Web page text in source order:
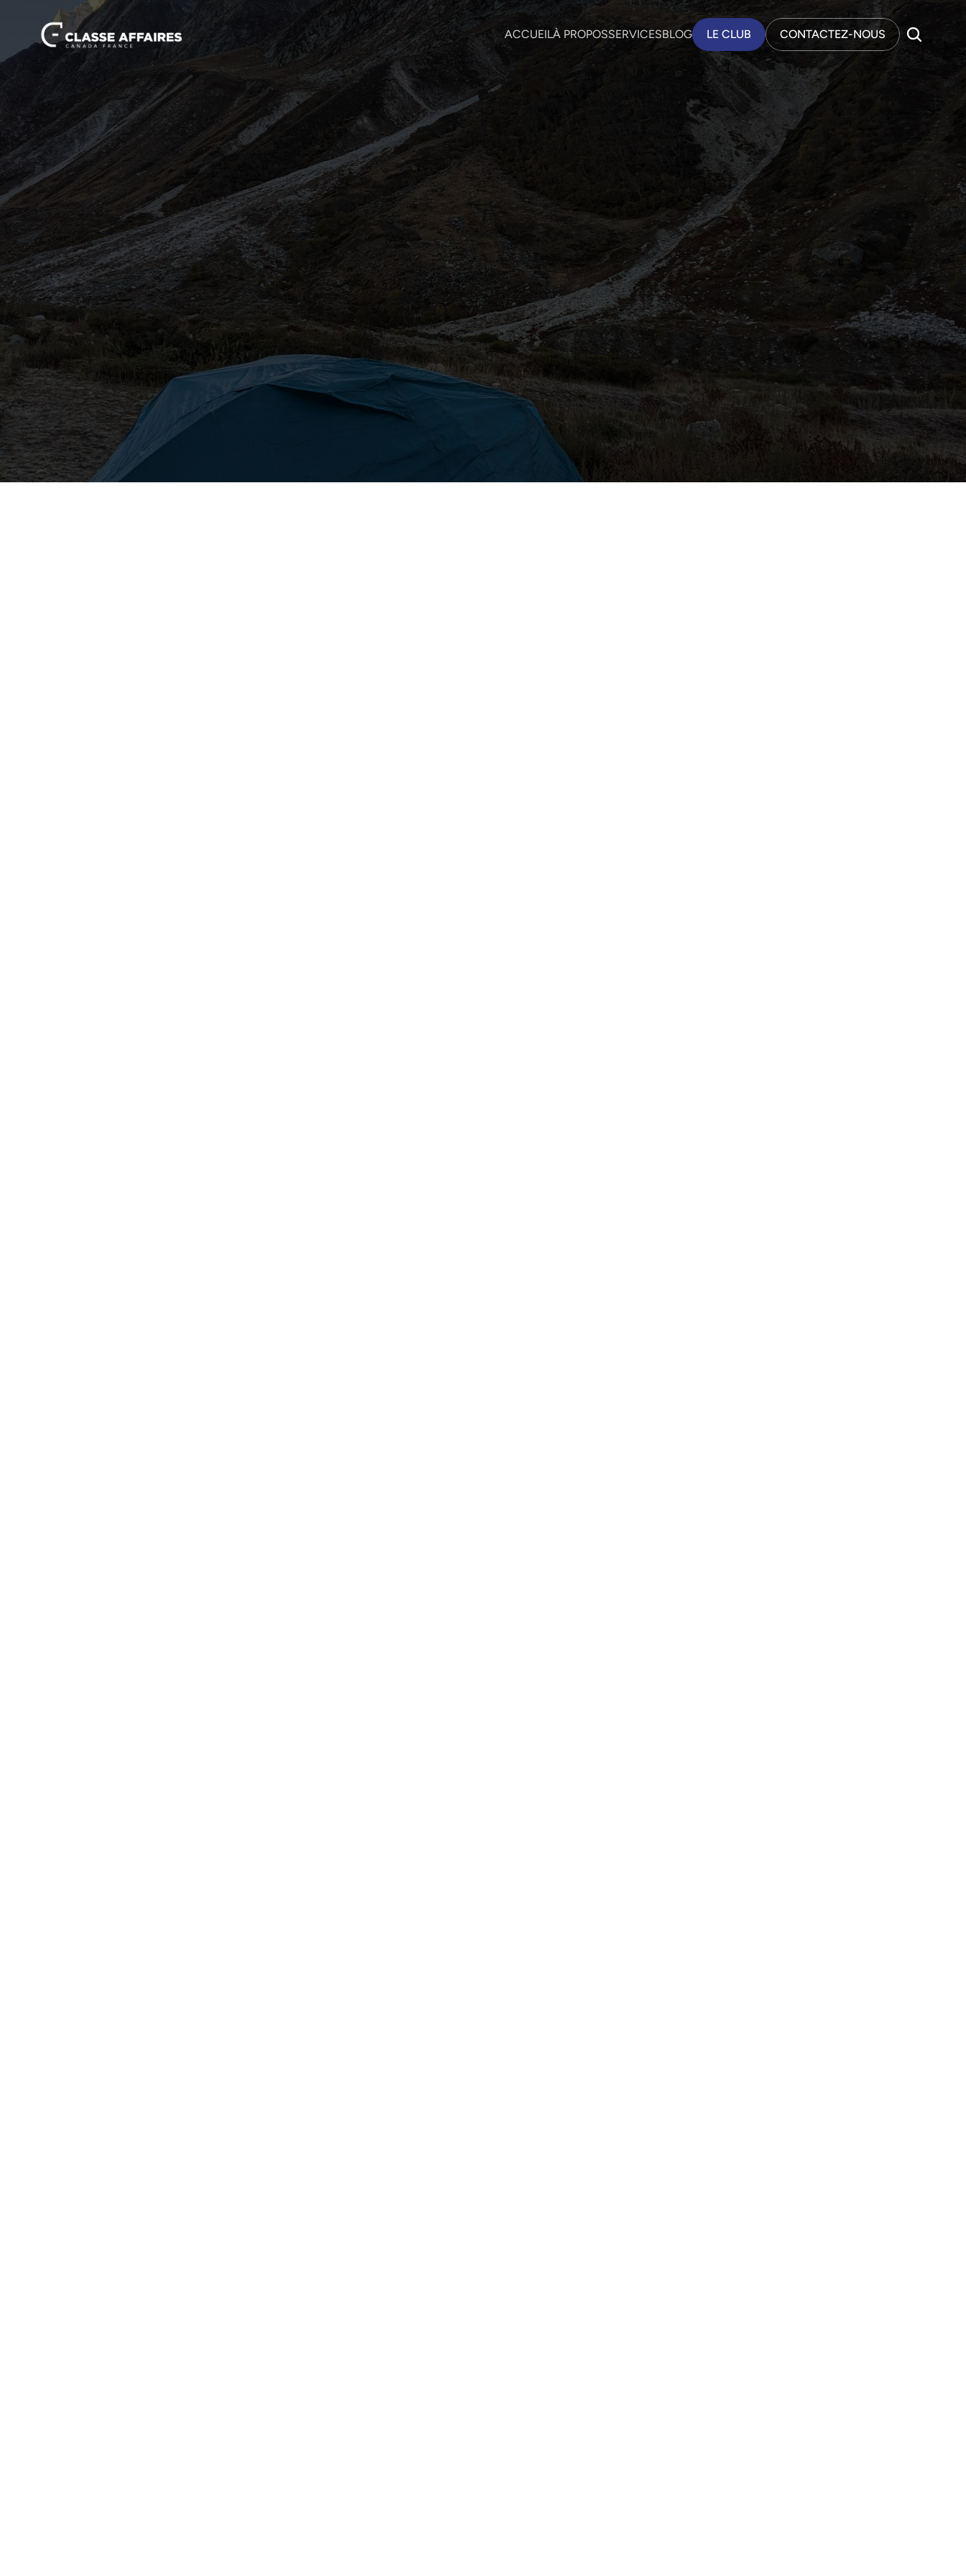
ACCUEILÀ PROPOSSERVICESBLOG LE CLUB CONTACTEZ-NOUS
9 avr. 2018